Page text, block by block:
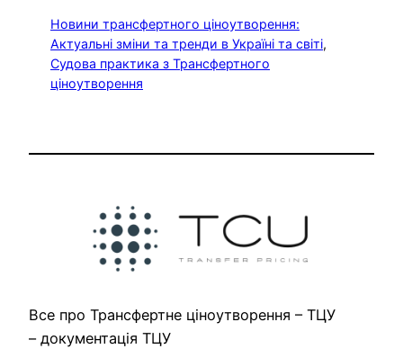
Новини трансфертного ціноутворення:
Актуальні зміни та тренди в Україні та світі
Судова практика з Трансфертного
ціноутворення
Все про Трансфертне ціноутворення – ТЦУ
– документація ТЦУ